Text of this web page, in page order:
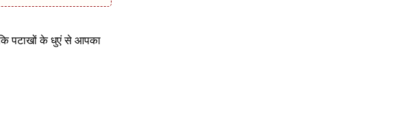
पटाखों के धुएं से आपका